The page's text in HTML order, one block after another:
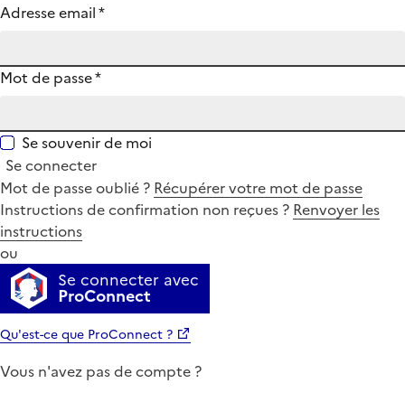
Adresse email*
Mot de passe*
Se souvenir de moi
Se connecter
Mot de passe oublié ? Récupérer votre mot de passe
Instructions de confirmation non reçues ? Renvoyer les
instructions
ou
Se connecter avec
ProConnect
Qu'est-ce que ProConnect ?
Vous n'avez pas de compte ?